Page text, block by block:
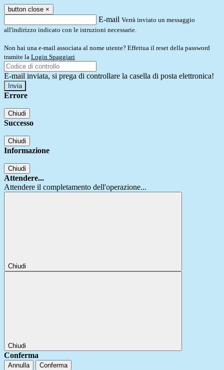
button close ×
E-mail Verrà inviato un messaggio
all'indirizzo indicato con le istruzioni necessarie.
Non hai una e-mail associata al nome utente? Effettua il reset della password
tramite la Login Spaggiari
E-mail inviata, si prega di controllare la casella di posta elettronica!
Errore
Chiudi
Successo
Chiudi
Informazione
Chiudi
Attendere...
Attendere il completamento dell'operazione...
Chiudi
Chiudi
Conferma
Annulla Conferma